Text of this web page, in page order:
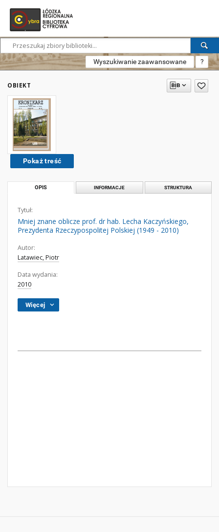
Wyszukiwanie zaawansowane ?
OBIEKT
Pokaż treść
OPIS INFORMACJE STRUKTURA
Tytuł:
Mniej znane oblicze prof. dr hab. Lecha Kaczyńskiego,
Prezydenta Rzeczypospolitej Polskiej (1949 - 2010)
Autor:
Latawiec, Piotr
Data wydania:
2010
Więcej